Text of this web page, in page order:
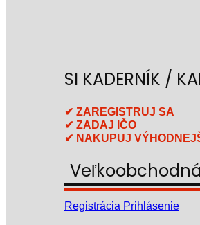
SI KADERNÍK /
✔ ZAREGISTRUJ SA
✔ ZADAJ IČO
✔ NAKUPUJ
Registrácia Prihlásenie